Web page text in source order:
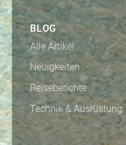
BLOG
Alle Artikel
Neuigkeiten
Reiseberichte
Technik & Ausrüstung